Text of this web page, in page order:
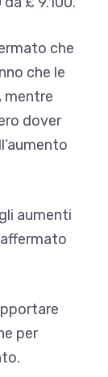
che
che le
mentre
dover
aumenti
per